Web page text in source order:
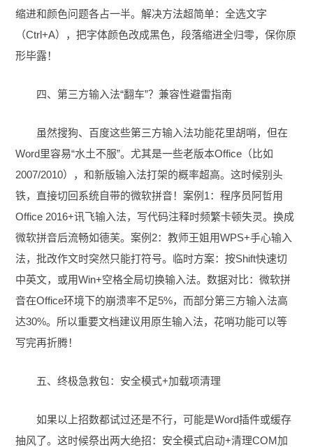
缩进和颜色问题各占一半。解决方法超简单：全选文字
（Ctrl+A），把字体颜色改成黑色，段落缩进全归零，保你原
形毕露！
四、第三方输入法“翻车”？兼容性避雷指南
虽然搜狗、百度这些第三方输入法功能花里胡哨，但在
Word里容易“水土不服”。尤其是一些老版本Office（比如
2007/2010），和新版输入法打架的概率超高。这时候别头
铁，直接切回系统自带的微软拼音！案例1：程序员阿哲用
Office 2016+讯飞输入法，写代码注释时频繁卡顿失灵。换成
微软拼音后流畅如德芙。案例2：教师王姐用WPS+手心输入
法，批改作文时突然只能打符号。临时方案：按Shift快速切
中英文，或用Win+空格全局切换输入法。数据对比：微软拼
音在Office环境下的崩溃率不足5%，而部分第三方输入法高
达30%。所以重要文档建议用原生输入法，花哨功能可以等
写完再折腾！
五、终极急救包：安全模式+加载项清理
如果以上招数都试过还是不行，可能是Word插件或缓存
抽风了。这时候祭出两大绝招：安全模式启动+清理COM加